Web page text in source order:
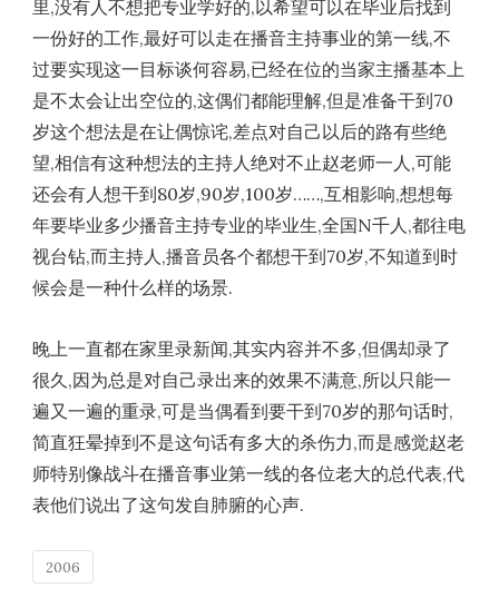
里,没有人不想把专业学好的,以希望可以在毕业后找到
一份好的工作,最好可以走在播音主持事业的第一线,不
过要实现这一目标谈何容易,已经在位的当家主播基本上
是不太会让出空位的,这偶们都能理解,但是准备干到70
岁这个想法是在让偶惊诧,差点对自己以后的路有些绝
望,相信有这种想法的主持人绝对不止赵老师一人,可能
还会有人想干到80岁,90岁,100岁……,互相影响,想想每
年要毕业多少播音主持专业的毕业生,全国N千人,都往电
视台钻,而主持人,播音员各个都想干到70岁,不知道到时
候会是一种什么样的场景.
晚上一直都在家里录新闻,其实内容并不多,但偶却录了
很久,因为总是对自己录出来的效果不满意,所以只能一
遍又一遍的重录,可是当偶看到要干到70岁的那句话时,
简直狂晕掉到不是这句话有多大的杀伤力,而是感觉赵老
师特别像战斗在播音事业第一线的各位老大的总代表,代
表他们说出了这句发自肺腑的心声.
2006